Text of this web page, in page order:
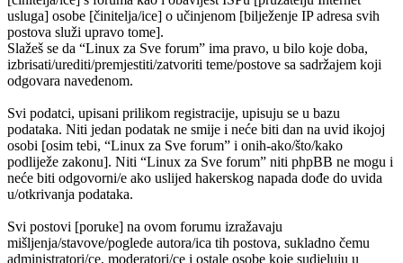
usluga] osobe [činitelja/ice] o učinjenom [bilježenje IP adresa svih
postova služi upravo tome].
Slažeš se da “Linux za Sve forum” ima pravo, u bilo koje doba,
izbrisati/urediti/premjestiti/zatvoriti teme/postove sa sadržajem koji
odgovara navedenom.
Svi podatci, upisani prilikom registracije, upisuju se u bazu
podataka. Niti jedan podatak ne smije i neće biti dan na uvid ikojoj
osobi [osim tebi, “Linux za Sve forum” i onih-ako/što/kako
podliježe zakonu]. Niti “Linux za Sve forum” niti phpBB ne mogu i
neće biti odgovorni/e ako uslijed hakerskog napada dođe do uvida
u/otkrivanja podataka.
Svi postovi [poruke] na ovom forumu izražavaju
mišljenja/stavove/poglede autora/ica tih postova, sukladno čemu
administratori/ce, moderatori/ce i ostale osobe koje sudjeluju u